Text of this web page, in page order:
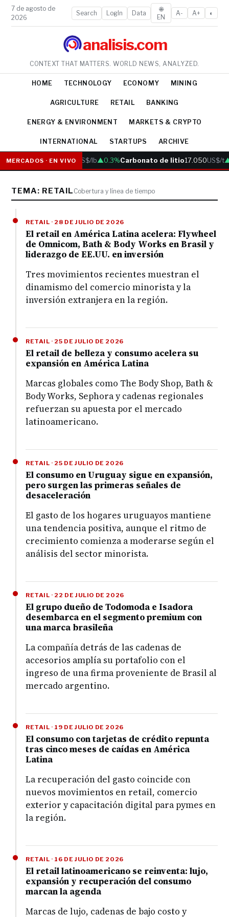
7 de agosto de
2026
Search LogIn Data
🌐
EN
A- A+ ◐
analisis.com
CONTEXT THAT MATTERS. WORLD NEWS, ANALYZED.
HOME TECHNOLOGY ECONOMY MINING
AGRICULTURE RETAIL BANKING
ENERGY & ENVIRONMENT MARKETS & CRYPTO
INTERNATIONAL STARTUPS ARCHIVE
MERCADOS · EN VIVO
Cobre 6.05US$/lb▲0.3%Carbonato de litio17.050US$/t
TEMA: RETAIL Cobertura y línea de tiempo
RETAIL · 28 DE JULIO DE 2026
El retail en América Latina acelera: Flywheel
de Omnicom, Bath & Body Works en Brasil y
liderazgo de EE.UU. en inversión
Tres movimientos recientes muestran el
dinamismo del comercio minorista y la
inversión extranjera en la región.
RETAIL · 25 DE JULIO DE 2026
El retail de belleza y consumo acelera su
expansión en América Latina
Marcas globales como The Body Shop, Bath &
Body Works, Sephora y cadenas regionales
refuerzan su apuesta por el mercado
latinoamericano.
RETAIL · 25 DE JULIO DE 2026
El consumo en Uruguay sigue en expansión,
pero surgen las primeras señales de
desaceleración
El gasto de los hogares uruguayos mantiene
una tendencia positiva, aunque el ritmo de
crecimiento comienza a moderarse según el
análisis del sector minorista.
RETAIL · 22 DE JULIO DE 2026
El grupo dueño de Todomoda e Isadora
desembarca en el segmento premium con
una marca brasileña
La compañía detrás de las cadenas de
accesorios amplía su portafolio con el
ingreso de una firma proveniente de Brasil al
mercado argentino.
RETAIL · 19 DE JULIO DE 2026
El consumo con tarjetas de crédito repunta
tras cinco meses de caídas en América
Latina
La recuperación del gasto coincide con
nuevos movimientos en retail, comercio
exterior y capacitación digital para pymes en
la región.
RETAIL · 16 DE JULIO DE 2026
El retail latinoamericano se reinventa: lujo,
expansión y recuperación del consumo
marcan la agenda
Marcas de lujo, cadenas de bajo costo y